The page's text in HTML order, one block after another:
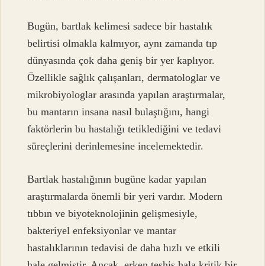
Bugün, bartlak kelimesi sadece bir hastalık
belirtisi olmakla kalmıyor, aynı zamanda tıp
dünyasında çok daha geniş bir yer kaplıyor.
Özellikle sağlık çalışanları, dermatologlar ve
mikrobiyologlar arasında yapılan araştırmalar,
bu mantarın insana nasıl bulaştığını, hangi
faktörlerin bu hastalığı tetiklediğini ve tedavi
süreçlerini derinlemesine incelemektedir.
Bartlak hastalığının bugüne kadar yapılan
araştırmalarda önemli bir yeri vardır. Modern
tıbbın ve biyoteknolojinin gelişmesiyle,
bakteriyel enfeksiyonlar ve mantar
hastalıklarının tedavisi de daha hızlı ve etkili